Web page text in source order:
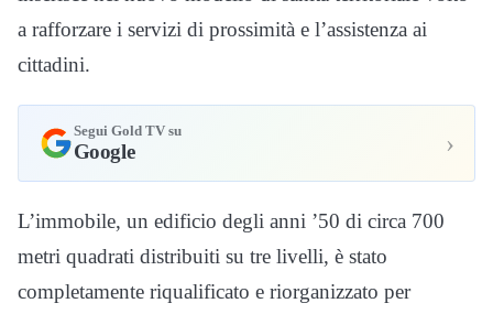
a rafforzare i servizi di prossimità e l’assistenza ai
cittadini.
Segui Gold TV su
Google ›
L’immobile, un edificio degli anni ’50 di circa 700
metri quadrati distribuiti su tre livelli, è stato
completamente riqualificato e riorganizzato per